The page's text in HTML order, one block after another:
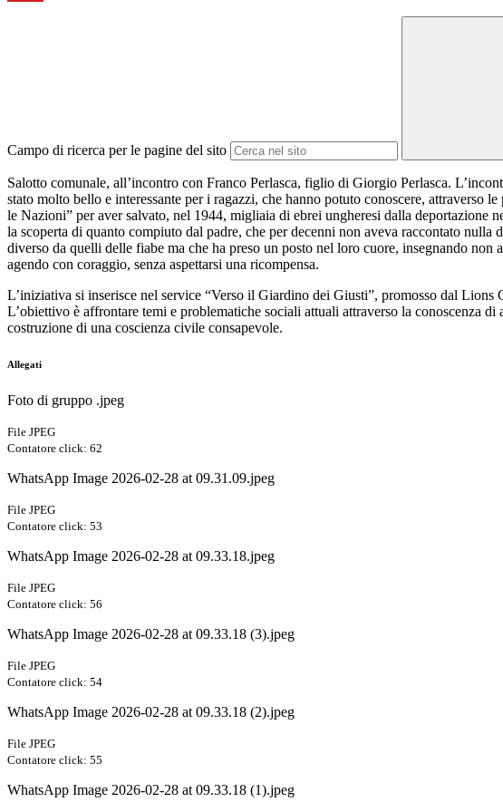
Campo di ricerca per le pagine del sito
Salotto comunale, all’incontro con Franco Perlasca, figlio di Giorgio Perlasca.
stato molto bello e interessante per i ragazzi, che hanno potuto conoscere, attraverso
le Nazioni” per aver salvato, nel 1944, migliaia di ebrei ungheresi dalla deportazione
la scoperta di quanto compiuto dal padre, che per decenni non aveva raccontato
diverso da quelli delle fiabe ma che ha preso un posto nel loro cuore, insegnando
agendo con coraggio, senza aspettarsi una ricompensa.
L’iniziativa si inserisce nel service “Verso il Giardino dei Giusti”, promosso dal Lions
L’obiettivo è affrontare temi e problematiche sociali attuali attraverso la conoscenza
costruzione di una coscienza civile consapevole.
Allegati
Foto di gruppo .jpeg
File JPEG
Contatore click: 62
WhatsApp Image 2026-02-28 at 09.31.09.jpeg
File JPEG
Contatore click: 53
WhatsApp Image 2026-02-28 at 09.33.18.jpeg
File JPEG
Contatore click: 56
WhatsApp Image 2026-02-28 at 09.33.18 (3).jpeg
File JPEG
Contatore click: 54
WhatsApp Image 2026-02-28 at 09.33.18 (2).jpeg
File JPEG
Contatore click: 55
WhatsApp Image 2026-02-28 at 09.33.18 (1).jpeg